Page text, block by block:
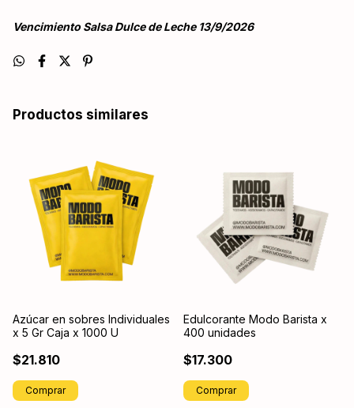
Vencimiento Salsa Dulce de Leche 13/9/2026
Productos similares
Azúcar en sobres Individuales
x 5 Gr Caja x 1000 U
$21.810
Edulcorante Modo Barista x
400 unidades
$17.300